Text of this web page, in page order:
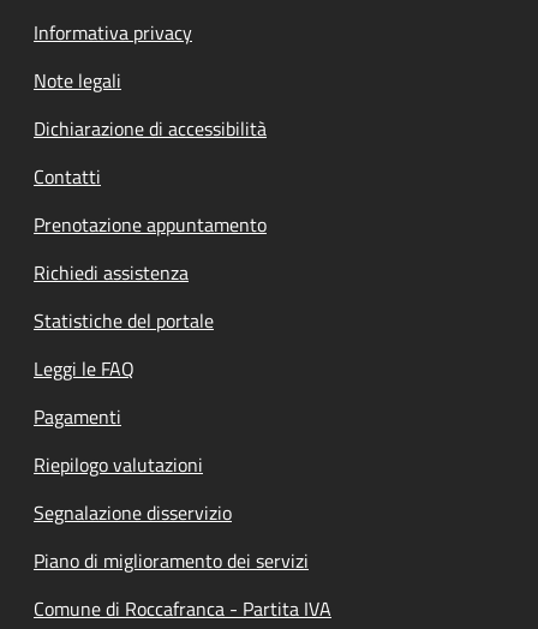
Informativa privacy
Note legali
Dichiarazione di accessibilità
Contatti
Prenotazione appuntamento
Richiedi assistenza
Statistiche del portale
Leggi le FAQ
Pagamenti
Riepilogo valutazioni
Segnalazione disservizio
Piano di miglioramento dei servizi
Comune di Roccafranca - Partita IVA